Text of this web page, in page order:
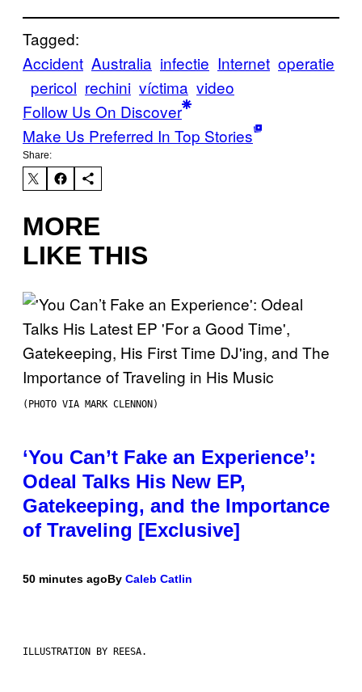
Tagged:
Accident Australia infectie Internet operatie
pericol rechini víctima video
Follow Us On Discover
Make Us Preferred In Top Stories
Share:
MORE
LIKE THIS
(PHOTO VIA MARK CLENNON)
‘You Can’t Fake an Experience’:
Odeal Talks His New EP,
Gatekeeping, and the Importance
of Traveling [Exclusive]
50 minutes agoBy Caleb Catlin
ILLUSTRATION BY REESA.